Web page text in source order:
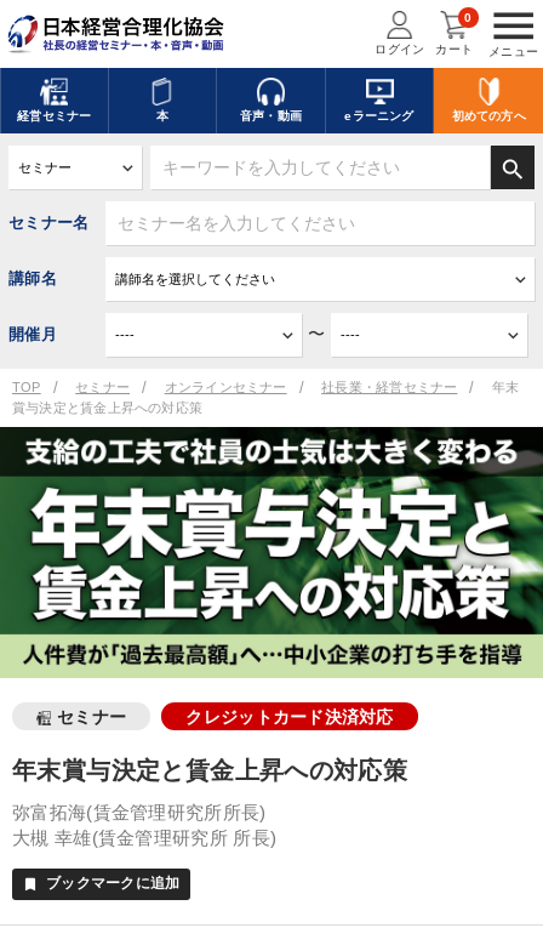
menu
メニュー
ログイン カート
0
経営セミナー 本 音声・動画 eラーニング 初めての方へ
search
セミナー名
講師名
開催月 〜
TOP セミナー オンラインセミナー 社長業・経営セミナー
年末
賞与決定と賃金上昇への対応策
セミナー クレジットカード決済対応
年末賞与決定と賃金上昇への対応策
弥富拓海(賃金管理研究所所長)
大槻 幸雄(賃金管理研究所 所長)
bookmark ブックマークに追加